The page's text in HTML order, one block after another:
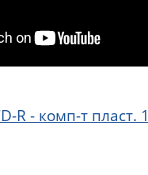
R - комп-т